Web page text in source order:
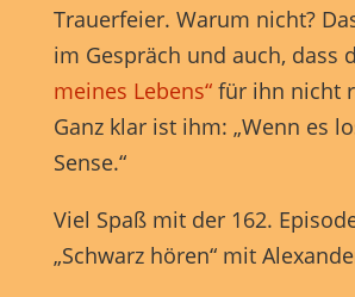
Trauerfeier. Warum nicht?
im Gespräch und auch, dass
meines Lebens“für ihn nicht
Ganz klar ist ihm: „Wenn es
Sense.“
Viel Spaß mit der 162.
„Schwarz hören“ mit